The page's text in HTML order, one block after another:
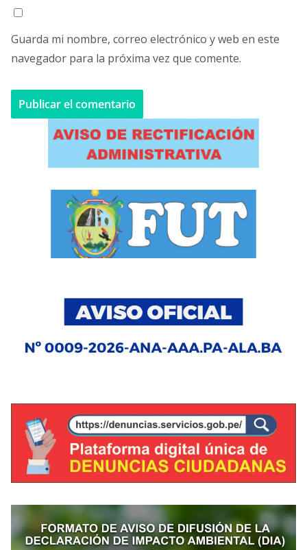
Guarda mi nombre, correo electrónico y web en este
navegador para la próxima vez que comente.